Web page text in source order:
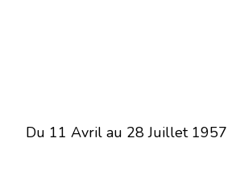
Du 11 Avril au 28 Juillet 1957